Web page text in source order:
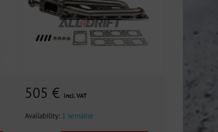
505 € incl. VAT
Availability: 1 semaine